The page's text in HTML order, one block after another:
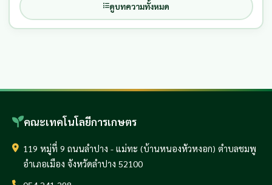
ดูบทความทั้งหมด
คณะเทคโนโลยีการเกษตร
119 หมู่ที่ 9 ถนนลำปาง - แม่ทะ (บ้านหนองหัวหงอก) ตำบลชมพู
อำเภอเมือง จังหวัดลำปาง 52100